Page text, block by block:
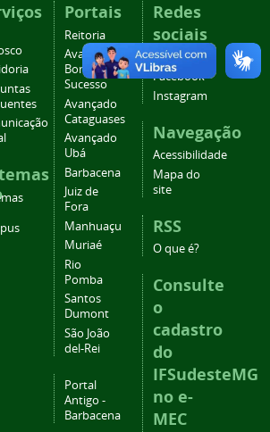
Portais
Reitoria
Avançado
Bom
Sucesso
Avançado
Cataguases
Avançado
Ubá
Barbacena
Juiz de
Fora
Manhuaçu
Muriaé
Rio
Pomba
Santos
Dumont
São João
del-Rei
Portal
Antigo -
Barbacena
Redes
sociais
YouTube
Facebook
Instagram
Navegação
Acessibilidade
Mapa do
site
RSS
O que é?
Consulte
o
cadastro
do
IFSudesteMG
no e-
MEC